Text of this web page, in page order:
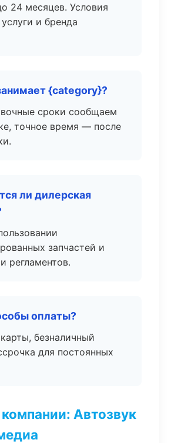
24 месяцев. Условия
и бренда
{category}?
сроки сообщаем
точное время — после
ли дилерская
запчастей и
регламентов.
оплаты?
безналичный
для постоянных
Автозвук